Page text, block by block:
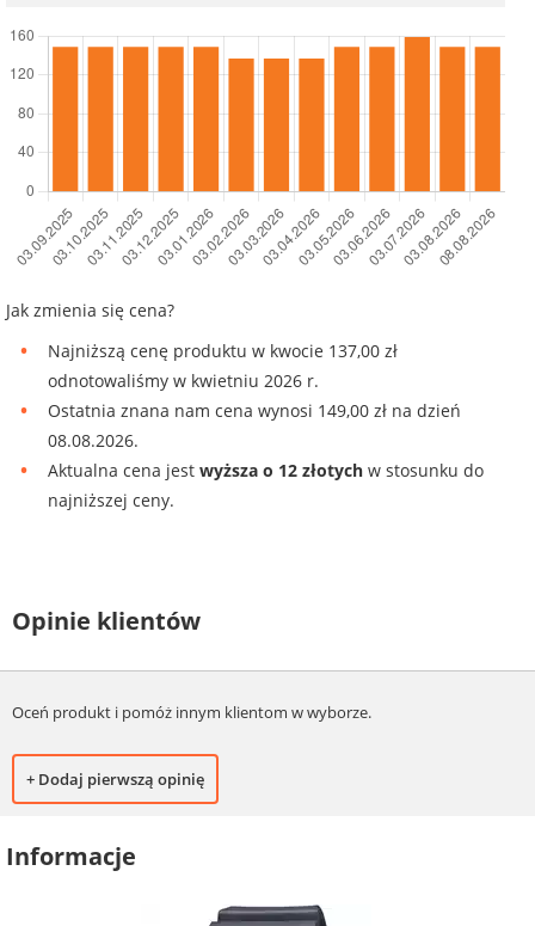
Jak zmienia się cena?
Najniższą cenę produktu w kwocie 137,00 zł
odnotowaliśmy w kwietniu 2026 r.
Ostatnia znana nam cena wynosi 149,00 zł na dzień
08.08.2026.
Aktualna cena jest wyższa o 12 złotych w stosunku do
najniższej ceny.
Opinie klientów
Oceń produkt i pomóż innym klientom w wyborze.
+ Dodaj pierwszą opinię
Informacje